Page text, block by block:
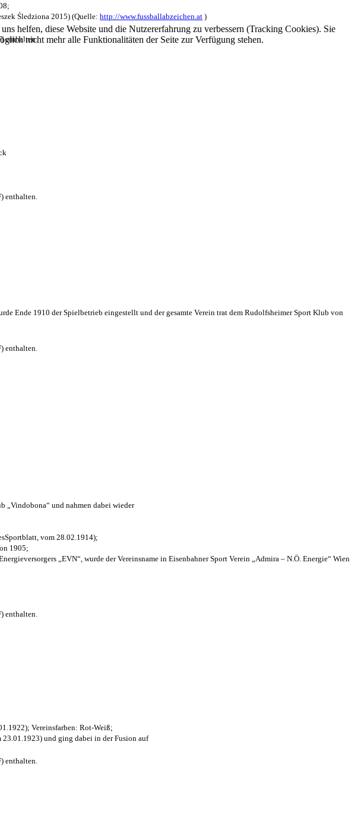
helfen, diese Website und die Nutzererfahrung zu verbessern (Tracking Cookies). Sie
nicht mehr alle Funktionalitäten der Seite zur Verfügung stehen.
Śledziona 2015) (Quelle: http://www.fussballabzeichen.at )
enthalten.
enthalten.
Ende 1910 der Spielbetrieb eingestellt und der gesamte Verein trat dem Rudolfsheimer Sport Klub von
enthalten.
„Vindobona“ und nahmen dabei wieder
vom 28.02.1914);
1905;
„EVN“, wurde der Vereinsname in Eisenbahner Sport Verein „Admira – N.Ö. Energie“ Wien
enthalten.
Vereinsfarben: Rot-Weiß;
23.01.1923) und ging dabei in der Fusion auf
enthalten.